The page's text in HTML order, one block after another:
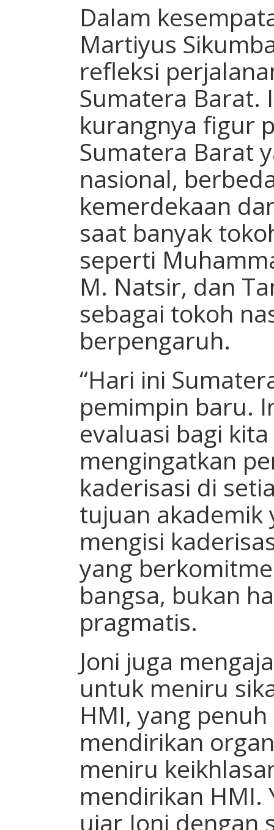
Dalam
Martiyus
refleksi
Sumatera Barat.
kurangnya figur
Sumatera Barat
nasional,
kemerdekaan
saat banyak
seperti
M. Natsir, dan
sebagai tokoh
berpengaruh.
“Hari ini
pemimpin baru.
evaluasi bagi
mengingatkan
kaderisasi di
tujuan akademik
mengisi
yang
bangsa, bukan
pragmatis.
Joni juga
untuk meniru
HMI, yang
mendirikan
meniru
mendirikan HMI.
ujar Joni dengan